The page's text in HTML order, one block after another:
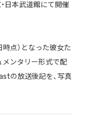
日本武道館にて開催
点）となった彼女た
メンタリー形式で配
の放送後記を、写真